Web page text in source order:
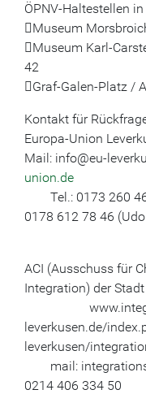
ÖPNV-Haltestellen
Museum
Museum Karl-
42
Graf-Galen-Platz /
Kontakt für
Europa-Union
Mail: info@eu-
union.de
Tel.: 0173 260 46
0178 612 78 46
ACI (Ausschuss für
Integration) der
leverkusen.de/
leverkusen/
mail:
0214 406 334 50